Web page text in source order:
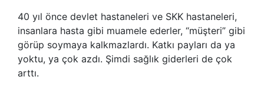
40 yıl önce devlet hastaneleri ve SKK hastaneleri,
insanlara hasta gibi muamele ederler, “müşteri” gibi
görüp soymaya kalkmazlardı. Katkı payları da ya
yoktu, ya çok azdı. Şimdi sağlık giderleri de çok
arttı.